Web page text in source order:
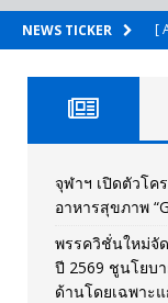
NEWS TICKER [
เ
[
[
[
จุฬาฯ เปิดตัวโค
อาหารสุขภาพ
พรรควิชั่นใหม่จั
ปี 2569 ชูนโยบ
ด้านโดยเฉพาะ